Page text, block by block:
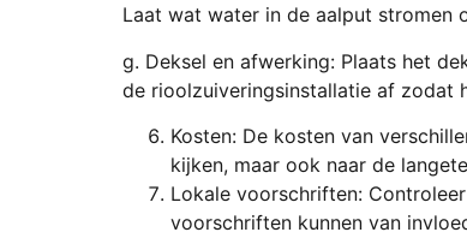
Laat wat water in de aalput stromen
g. Deksel en afwerking: Plaats het
de rioolzuiveringsinstallatie af zodat
Kosten: De kosten van
kijken, maar ook naar de
Lokale voorschriften:
voorschriften kunnen van